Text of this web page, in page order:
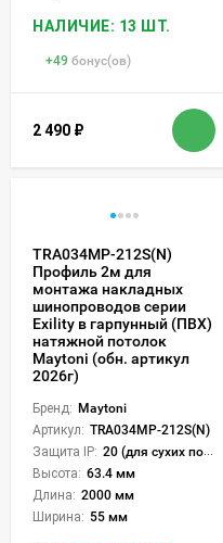
НАЛИЧИЕ: 13 ШТ.
+49 бонус(ов)
2 490 ₽
TRA034MP-212S(N)
Профиль 2м для
монтажа накладных
шинопроводов серии
Exility в гарпунный (ПВХ)
натяжной потолок
Maytoni (обн. артикул
2026г)
Бренд: Maytoni
Артикул: TRA034MP-212S(N)
Защита IP: 20 (для сухих пом.)
Высота: 63.4 мм
Длина: 2000 мм
Ширина: 55 мм